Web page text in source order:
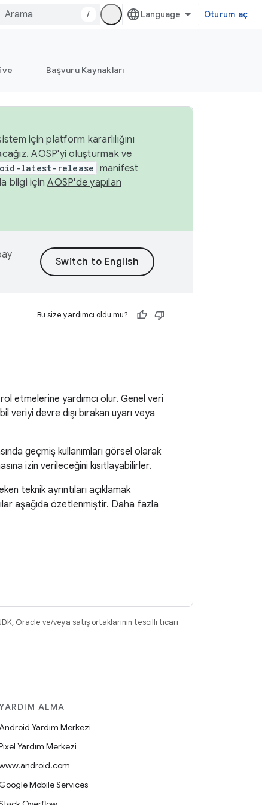
/ Oturum aç
Başvuru Kaynakları
için platform kararlılığını
AOSP'yi oluşturmak ve
latest-release manifest
bilgi içinAOSP'de yapılan
Bu size yardımcı oldu mu?
etmelerine yardımcı olur. Genel veri
veriyi devre dışı bırakan uyarı veya
geçmiş kullanımları görsel olarak
izin verileceğini kısıtlayabilirler.
teknik ayrıntıları açıklamak
aşağıda özetlenmiştir. Daha fazla
Oracle ve/veya satış ortaklarının tescilli ticari
YARDIM ALMA
Yardım Merkezi
Yardım Merkezi
Mobile Services